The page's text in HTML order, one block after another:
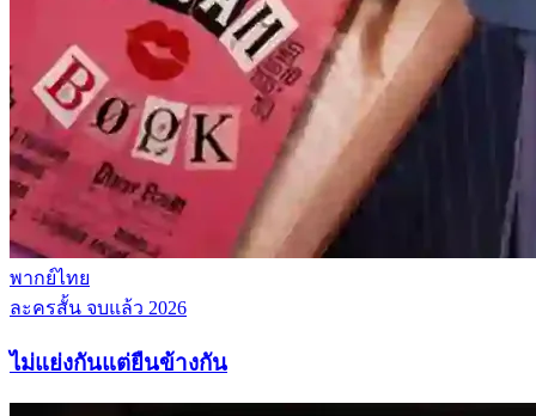
พากย์ไทย
ละครสั้น จบแล้ว 2026
ไม่แย่งกันแต่ยืนข้างกัน